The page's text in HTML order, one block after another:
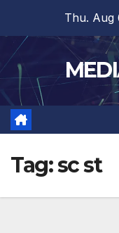
Thu. Aug
Tag:sc st